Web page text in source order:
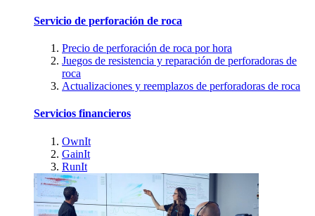
Servicio de perforación de roca
Precio de perforación de roca por hora
Juegos de resistencia y reparación de perforadoras de
roca
Actualizaciones y reemplazos de perforadoras de roca
Servicios financieros
OwnIt
GainIt
RunIt